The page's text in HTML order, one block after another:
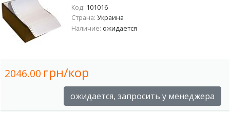
Код: 101016
Страна: Украина
Наличие: ожидается
2046.00 грн/кор
ожидается, запросить у менеджера